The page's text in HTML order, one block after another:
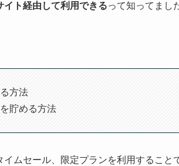
イト経由して利用できるって知ってまし
方法
貯める方法
ムセール、限定プランを利用すること